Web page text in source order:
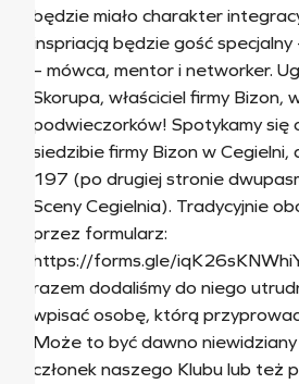
będzie miało charakter
inspriacją będzie gość
– mówca, mentor i networker.
Skorupa, właściciel firmy Bizon,
podwieczorków! Spotykamy
siedzibie firmy Bizon w Cegielni,
197 (po drugiej stronie
Sceny Cegielnia). Tradycyjnie
przez formularz:
https://forms.gle/
razem dodaliśmy do niego
wpisać osobę, którą
Może to być dawno
członek naszego Klubu lub też